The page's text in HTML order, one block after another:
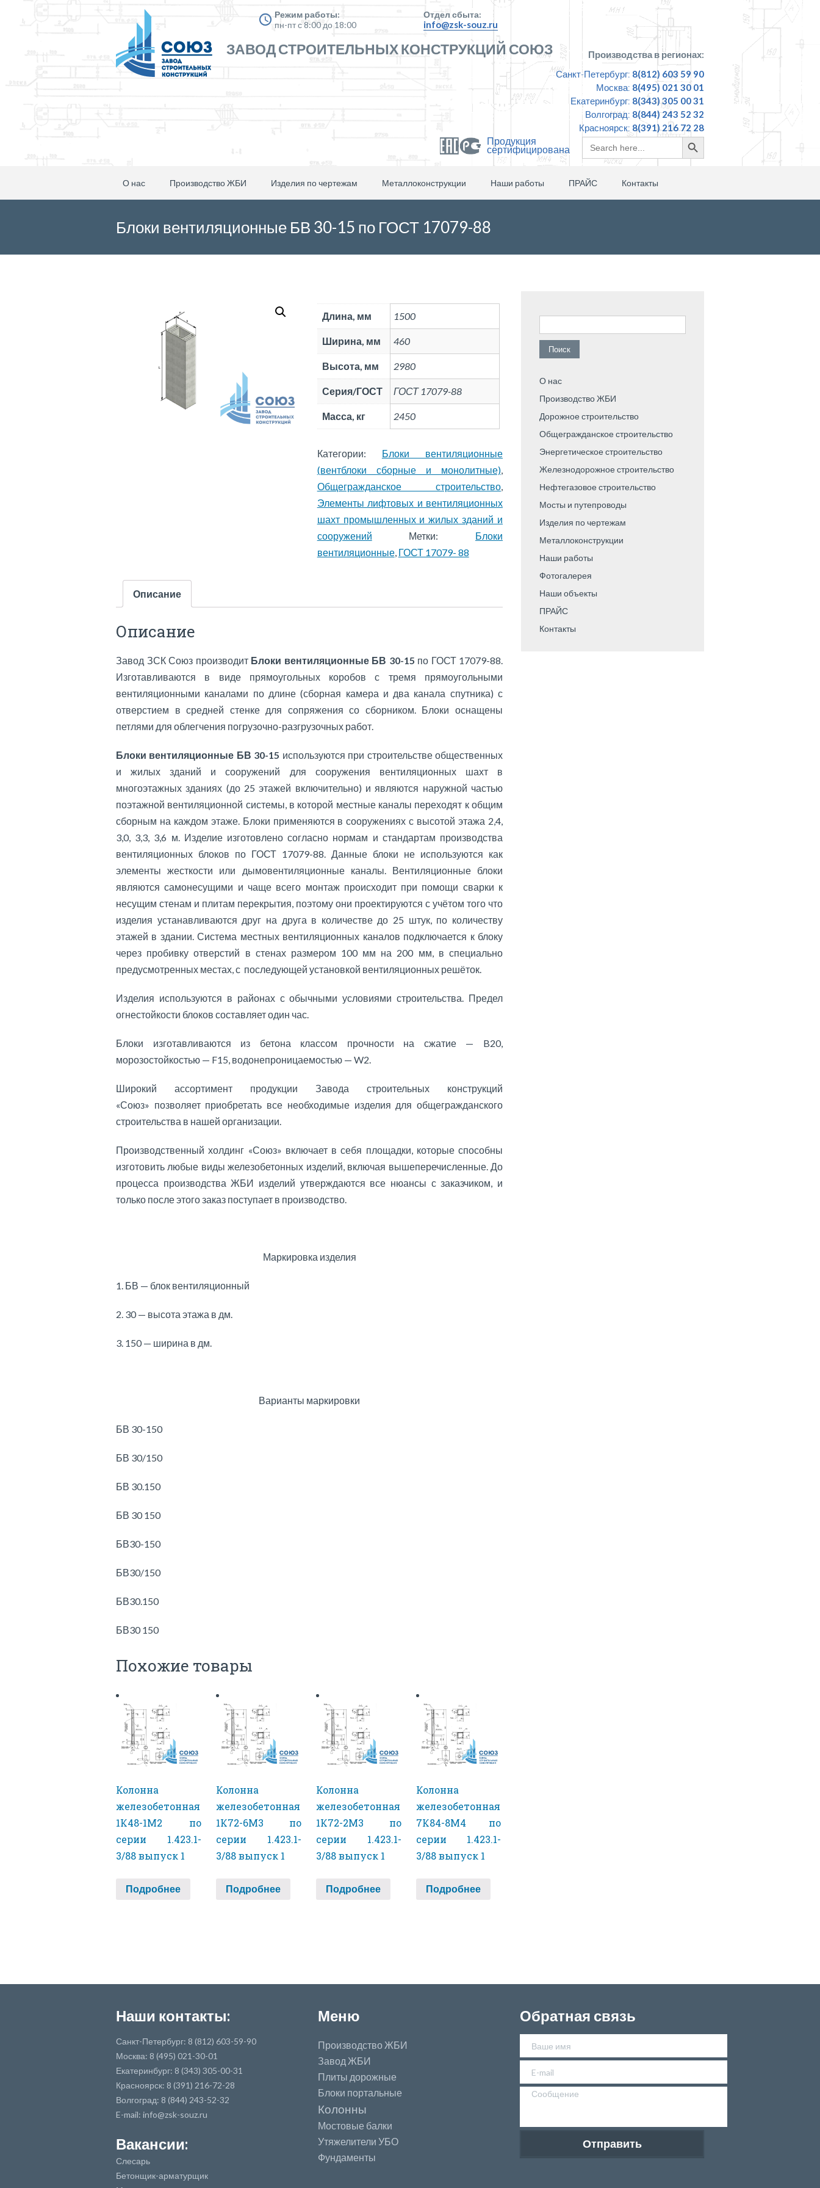
Режим работы:
пн-пт с 8:00 до 18:00
Отдел сбыта:
info@zsk-souz.ru
ЗАВОД СТРОИТЕЛЬНЫХ КОНСТРУКЦИЙ СОЮЗ
Производства в регионах:
Санкт-Петербург: 8(812) 603 59 90
Москва: 8(495) 021 30 01
Екатеринбург: 8(343) 305 00 31
Волгоград: 8(844) 243 52 32
Красноярск: 8(391) 216 72 28
Продукция
сертифицирована
Search
for:
Search
Button
О нас Производство ЖБИ Изделия по чертежам Металлоконструкции Наши работы ПРАЙС Контакты
Блоки вентиляционные БВ 30-15 по ГОСТ 17079-88
Длина, мм 1500
Ширина, мм 460
Высота, мм 2980
Серия/ГОСТ ГОСТ 17079-88
Масса, кг 2450
Категории: Блоки вентиляционные
(вентблоки сборные и монолитные),
Общегражданское строительство,
Элементы лифтовых и вентиляционных
шахт промышленных и жилых зданий и
сооружений
Метки: Блоки
вентиляционные, ГОСТ 17079- 88
Описание
Описание
Завод ЗСК Союз производитБлоки вентиляционные БВ 30-15 по ГОСТ 17079-88.
Изготавливаются в виде прямоугольных коробов с тремя прямоугольными
вентиляционными каналами по длине (сборная камера и два канала спутника) с
отверстием в средней стенке для сопряжения со сборником. Блоки оснащены
петлями для облегчения погрузочно-разгрузочных работ.
Блоки вентиляционные БВ 30-15 используются при строительстве общественных
и жилых зданий и сооружений для сооружения вентиляционных шахт в
многоэтажных зданиях (до 25 этажей включительно) и являются наружной частью
поэтажной вентиляционной системы, в которой местные каналы переходят к общим
сборным на каждом этаже. Блоки применяются в сооружениях с высотой этажа 2,4,
3,0, 3,3, 3,6 м. Изделие изготовлено согласно нормам и стандартам производства
вентиляционных блоков по ГОСТ 17079-88. Данные блоки не используются как
элементы жесткости или дымовентиляционные каналы. Вентиляционные блоки
являются самонесущими и чаще всего монтаж происходит при помощи сварки к
несущим стенам и плитам перекрытия, поэтому они проектируются с учётом того что
изделия устанавливаются друг на друга в количестве до 25 штук, по количеству
этажей в здании. Система местных вентиляционных каналов подключается к блоку
через пробивку отверстий в стенах размером 100 мм на 200 мм, в специально
предусмотренных местах, с последующей установкой вентиляционных решёток.
Изделия используются в районах с обычными условиями строительства. Предел
огнестойкости блоков составляет один час.
Блоки изготавливаются из бетона классом прочности на сжатие — B20,
морозостойкостью — F15, водонепроницаемостью — W2.
Широкий ассортимент продукции Завода строительных конструкций
«Союз» позволяет приобретать все необходимые изделия для общегражданского
строительства в нашей организации.
Производственный холдинг «Союз» включает в себя площадки, которые способны
изготовить любые виды железобетонных изделий, включая вышеперечисленные. До
процесса производства ЖБИ изделий утверждаются все нюансы с заказчиком, и
только после этого заказ поступает в производство.
Маркировка изделия
1. БВ — блок вентиляционный
2. 30 — высота этажа в дм.
3. 150 — ширина в дм.
Варианты маркировки
БВ 30-150
БВ 30/150
БВ 30.150
БВ 30 150
БВ30-150
БВ30/150
БВ30.150
БВ30 150
Похожие товары
Колонна
железобетонная
1К48-1М2 по
серии 1.423.1-
3/88 выпуск 1
Подробнее
Колонна
железобетонная
1К72-6М3 по
серии 1.423.1-
3/88 выпуск 1
Подробнее
Колонна
железобетонная
1К72-2М3 по
серии 1.423.1-
3/88 выпуск 1
Подробнее
Колонна
железобетонная
7К84-8М4 по
серии 1.423.1-
3/88 выпуск 1
Подробнее
Найти:
О нас
Производство ЖБИ
Дорожное строительство
Общегражданское строительство
Энергетическое строительство
Железнодорожное строительство
Нефтегазовое строительство
Мосты и путепроводы
Изделия по чертежам
Металлоконструкции
Наши работы
Фотогалерея
Наши объекты
ПРАЙС
Контакты
Наши контакты:
Санкт-Петербург: 8 (812) 603-59-90
Москва: 8 (495) 021-30-01
Екатеринбург: 8 (343) 305-00-31
Красноярск: 8 (391) 216-72-28
Волгоград: 8 (844) 243-52-32
E-mail: info@zsk-souz.ru
Вакансии:
Слесарь
Бетонщик-арматурщик
Меню
Производство ЖБИ
Завод ЖБИ
Плиты дорожные
Блоки портальные
Колонны
Мостовые балки
Утяжелители УБО
Фундаменты
Обратная связь